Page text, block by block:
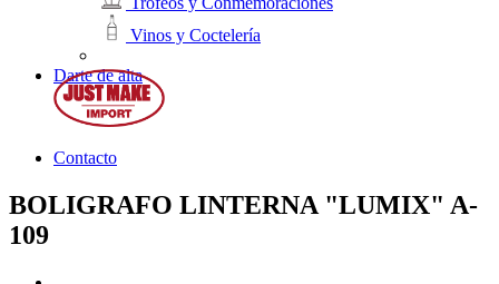
Vinos y Coctelería
Darte de alta
Contacto
BOLIGRAFO LINTERNA "LUMIX" A-
109